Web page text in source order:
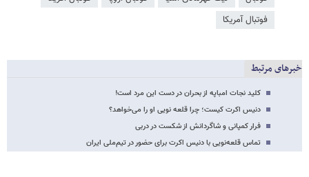
فوتبال آمریکا
خبرهای مرتبط
کلید نجات امباپه از بحران در دست این مرد است!
دنیس اکرت کیست؛ چرا قلعه نویی او را می‌خواهد؟
فرار کمپانی و شاگردانش از شکست در دربی
تماس قلعه‌نویی با دنیس اکرت برای حضور در تیم‌ملی ایران